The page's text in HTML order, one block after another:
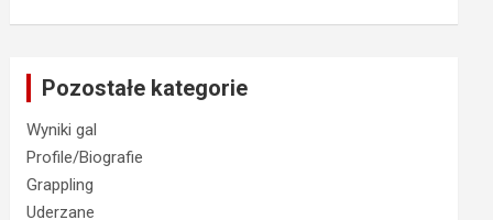
Pozostałe kategorie
Wyniki gal
Profile/Biografie
Grappling
Uderzane